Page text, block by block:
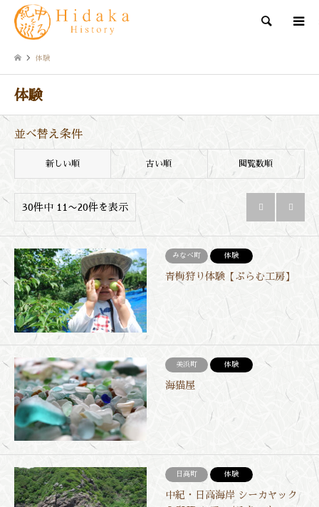
検索
体験
体験
並べ替え条件
新しい順 古い順 閲覧数順
30件中 11〜20件を表示  
みなべ町 体験
青梅狩り体験【ぷらむ工房】
美浜町 体験
海猫屋
日高町 体験
中紀・日高海岸 シーカヤック